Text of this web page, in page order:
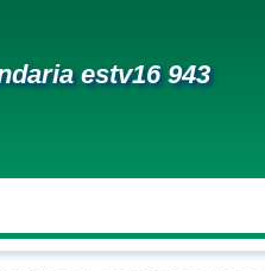
estv16 943